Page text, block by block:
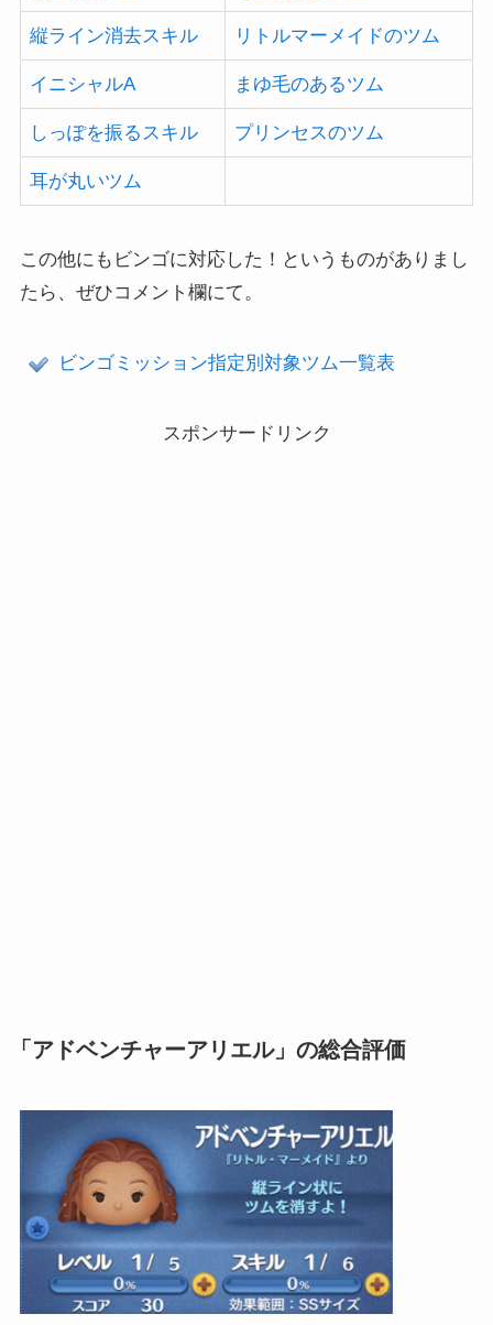
縦ライン消去スキル リトルマーメイドのツム
イニシャルA まゆ毛のあるツム
しっぽを振るスキル プリンセスのツム
耳が丸いツム
この他にもビンゴに対応した！というものがありまし
たら、ぜひコメント欄にて。
ビンゴミッション指定別対象ツム一覧表
スポンサードリンク
「アドベンチャーアリエル」の総合評価